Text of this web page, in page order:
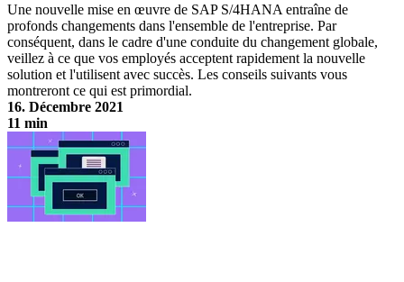
Une nouvelle mise en œuvre de SAP S/4HANA entraîne de
profonds changements dans l'ensemble de l'entreprise. Par
conséquent, dans le cadre d'une conduite du changement globale,
veillez à ce que vos employés acceptent rapidement la nouvelle
solution et l'utilisent avec succès. Les conseils suivants vous
montreront ce qui est primordial.
16. Décembre 2021
11 min
Comment préparer vos employés à SAP S/4HANA ?